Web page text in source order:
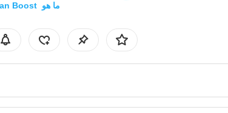
ما هو Fan Boost؟